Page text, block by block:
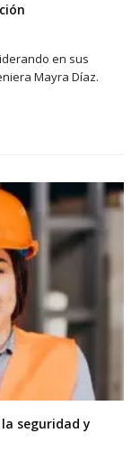
en sus
Mayra Díaz.
seguridad y